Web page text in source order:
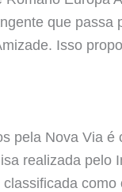
que
Isso
pela Nova Via
realizada pelo